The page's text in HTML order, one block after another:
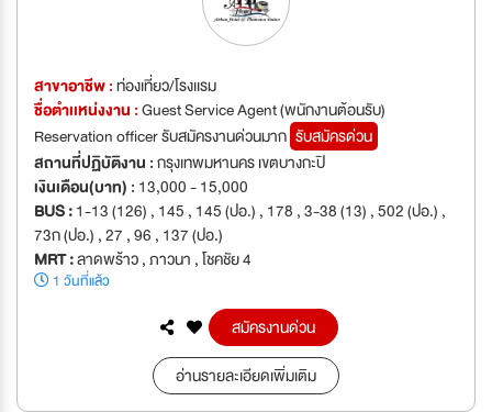
สาขาอาชีพ :ท่องเที่ยว/โรงเเรม
ชื่อตำเเหน่งงาน :Guest Service Agent (พนักงานต้อนรับ)
Reservation officer รับสมัครงานด่วนมาก รับสมัครด่วน
สถานที่ปฏิบัติงาน :กรุงเทพมหานคร เขตบางกะปิ
เงินเดือน(บาท) : 13,000 - 15,000
BUS :1-13 (126) , 145 , 145 (ปอ.) , 178 , 3-38 (13) , 502 (ปอ.) ,
73ก (ปอ.) , 27 , 96 , 137 (ปอ.)
MRT :ลาดพร้าว , ภาวนา , โชคชัย 4
1 วันที่แล้ว
สมัครงานด่วน
อ่านรายละเอียดเพิ่มเติม